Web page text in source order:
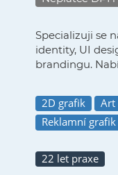
Specializuji se
identity, UI
brandingu.
2D grafik Art
Reklamní grafik
22 let praxe